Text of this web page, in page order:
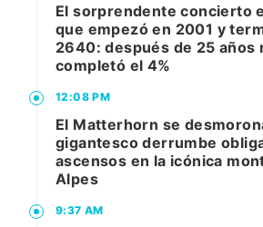
El sorprendente concierto
que empezó en 2001 y
2640: después de 25 años
completó el 4%
12:08 PM
El Matterhorn se
gigantesco derrumbe
ascensos en la icónica
Alpes
9:37 AM